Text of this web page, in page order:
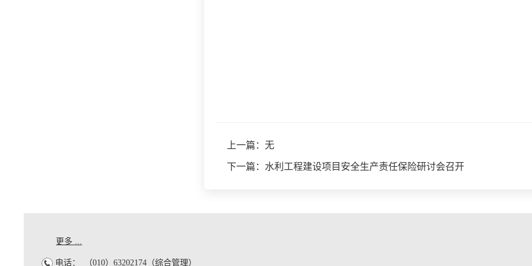
上一篇：无
下一篇：水利工程建设项目安全生产责任保险研讨会召开
更多 ...
电话： （010）63202174（综合管理）